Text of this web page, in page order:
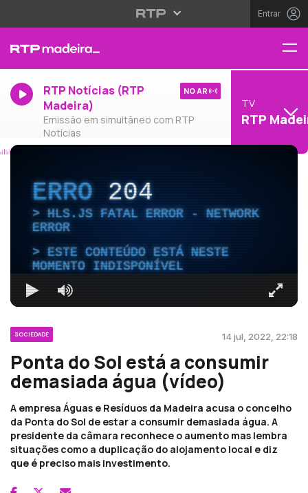
Entrar
RTP Notícias (RTP
Madeira)
Emissão em simultâneo com RTP
Notícias
NO AR
TV
RTP
ERRO204
HLS.JS FATAL ERROR - NETWORK
ERROR
ESTE CONTEÚDO ESTÁ NESTE
MOMENTO INDISPONÍVEL
SOCIEDADE 14 jul, 2022, 22:18
Ponta do Sol está a consumir
demasiada água (vídeo)
A empresa Águas e Resíduos da Madeira acusa o concelho
da Ponta do Sol de estar a consumir demasiada água. A
presidente da câmara reconhece o aumento mas lembra
situações como a duplicação do alojamento local e diz
que é preciso mais investimento.